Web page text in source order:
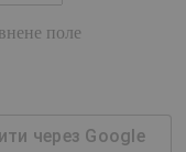
поле
через Google